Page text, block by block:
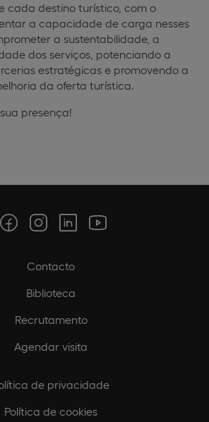
cada destino turístico, com o
a capacidade de carga nesses
a sustentabilidade, a
dos serviços, potenciando a
estratégicas e promovendo a
da oferta turística.
presença!
Contacto
Biblioteca
Recrutamento
Agendar visita
de privacidade
Política de cookies